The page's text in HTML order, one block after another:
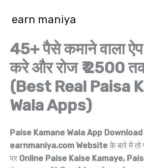
earn maniya
45+ पैसे कमाने वाला
करे और रोज ₹ 2500
(Best Real Paisa
Wala Apps)
Paise Kamane Wala App
earnmaniya.com Website के बारे में तो
पर Online Paise Kaise Kamaye,